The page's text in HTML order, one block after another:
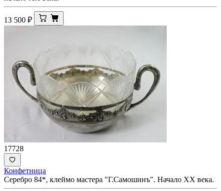
13 500 ₽
17728
Конфетница
Серебро 84*, клеймо мастера "Г.Самошинъ". Начало ХХ века.